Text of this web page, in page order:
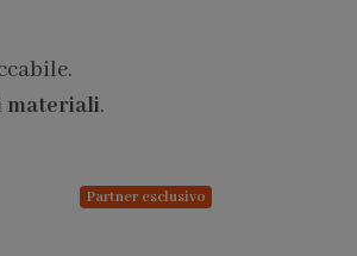
materiali.